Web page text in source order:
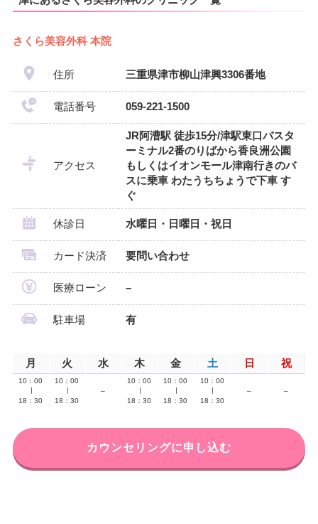
さくら美容外科 本院
住所 三重県津市柳山津興3306番地
電話番号 059-221-1500
アクセス
JR阿漕駅 徒歩15分/津駅東口バスタ
ーミナル2番のりばから香良洲公園
もしくはイオンモール津南行きのバ
スに乗車 わたうちちょうで下車 す
ぐ
休診日 水曜日・日曜日・祝日
カード決済 要問い合わせ
医療ローン –
駐車場 有
月 火 水 木 金 土 日 祝
10：00
18：30
10：00
18：30
–
10：00
18：30
10：00
18：30
10：00
18：30
– –
カウンセリングに申し込む